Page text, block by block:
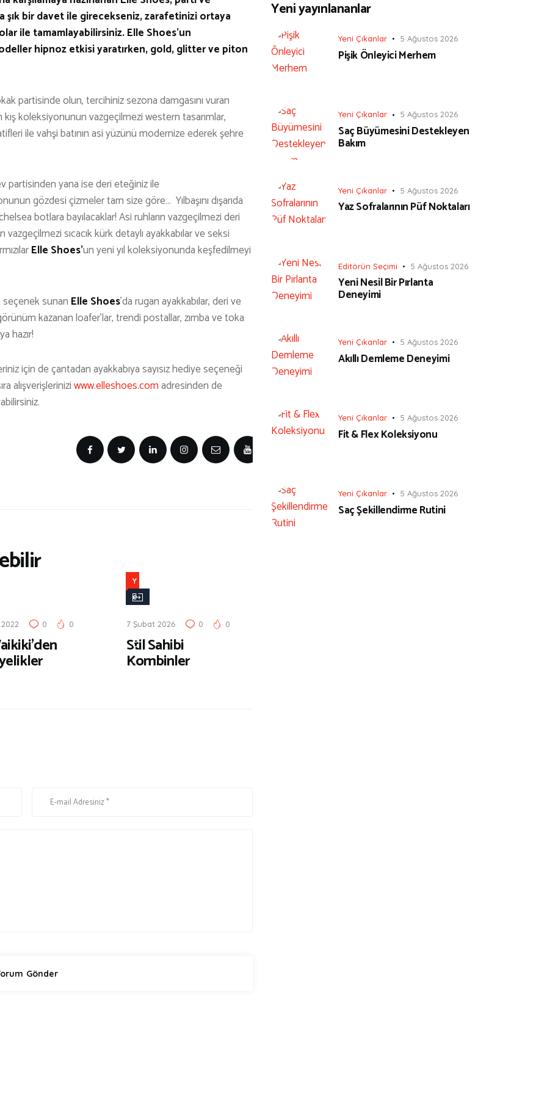
şık bir davet ile girecekseniz, zarafetinizi ortaya
ile tamamlayabilirsiniz. Elle Shoes’un
hipnoz etkisi yaratırken, gold, glitter ve piton
partisinde olun, tercihiniz sezona damgasını vuran
kış koleksiyonunun vazgeçilmezi western tasarımlar,
ile vahşi batının asi yüzünü modernize ederek şehre
partisinden yana ise deri eteğiniz ile
gözdesi çizmeler tam size göre… Yılbaşını dışarıda
botlara bayılacaklar! Asi ruhların vazgeçilmezi deri
sıcacık kürk detaylı ayakkabılar ve seksi
Elle Shoes’un yeni yıl koleksiyonunda keşfedilmeyi
sunan Elle Shoes’da rugan ayakkabılar, deri ve
kazanan loafer’lar, trendi postallar, zımba ve toka
hazır!
için de çantadan ayakkabıya sayısız hediye seçeneği
alışverişleriniziwww.elleshoes.comadresinden de
0 0
Y
e
i
Ç
ı
7 Şubat 2026 0 0
Stil Sahibi
Kombinler
Yeni yayınlananlar
Yeni Çıkanlar 5 Ağustos 2026
Pişik Önleyici Merhem
Yeni Çıkanlar 5 Ağustos 2026
Saç Büyümesini Destekleyen
Bakım
Yeni Çıkanlar 5 Ağustos 2026
Yaz Sofralarının Püf Noktaları
Editörün Seçimi 5 Ağustos 2026
Yeni Nesil Bir Pırlanta
Deneyimi
Yeni Çıkanlar 5 Ağustos 2026
Akıllı Demleme Deneyimi
Yeni Çıkanlar 5 Ağustos 2026
Fit & Flex Koleksiyonu
Yeni Çıkanlar 5 Ağustos 2026
Saç Şekillendirme Rutini